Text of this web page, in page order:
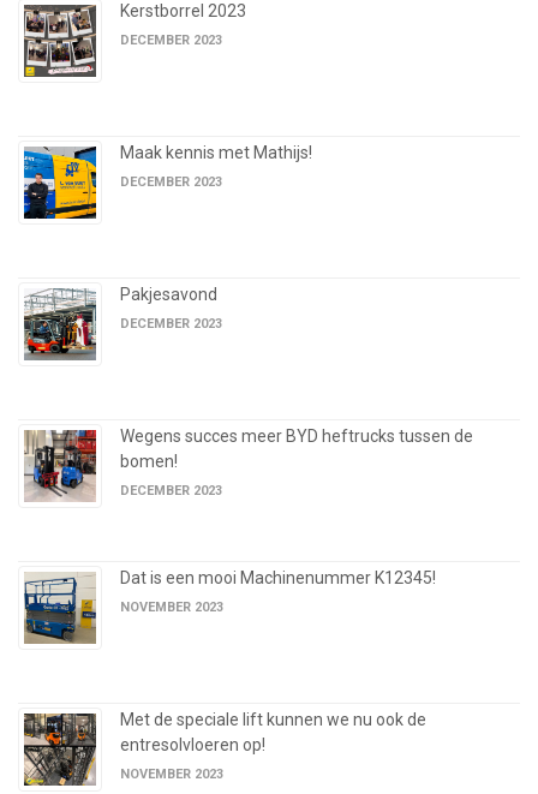
Kerstborrel 2023
DECEMBER 2023
Maak kennis met Mathijs!
DECEMBER 2023
Pakjesavond
DECEMBER 2023
Wegens succes meer BYD heftrucks tussen de
bomen!
DECEMBER 2023
Dat is een mooi Machinenummer K12345!
NOVEMBER 2023
Met de speciale lift kunnen we nu ook de
entresolvloeren op!
NOVEMBER 2023